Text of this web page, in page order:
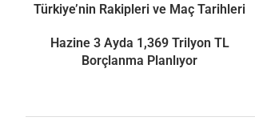
Türkiye’nin Rakipleri ve Maç Tarihleri
Hazine 3 Ayda 1,369 Trilyon TL
Borçlanma Planlıyor